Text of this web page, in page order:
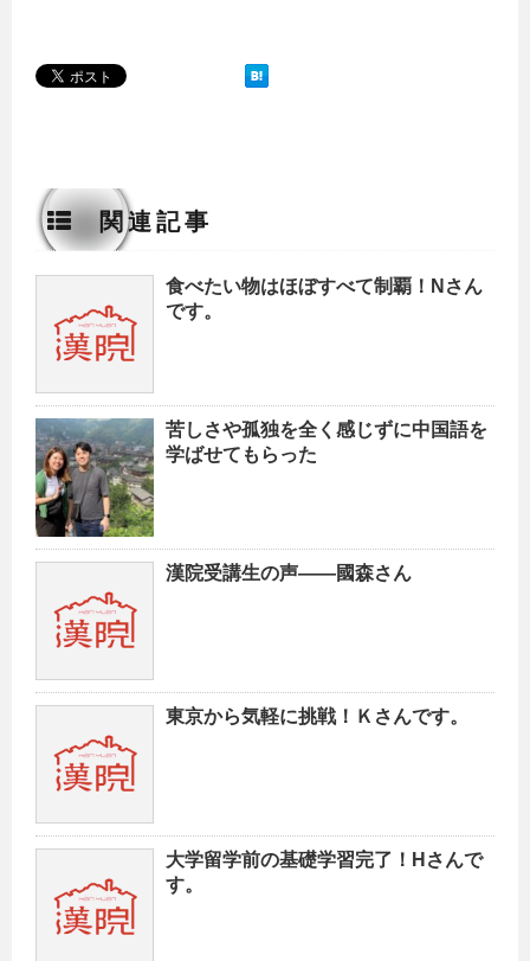
関連記事
食べたい物はほぼすべて制覇！Nさん
です。
苦しさや孤独を全く感じずに中国語を
学ばせてもらった
漢院受講生の声——國森さん
東京から気軽に挑戦！Ｋさんです。
大学留学前の基礎学習完了！Hさんで
す。